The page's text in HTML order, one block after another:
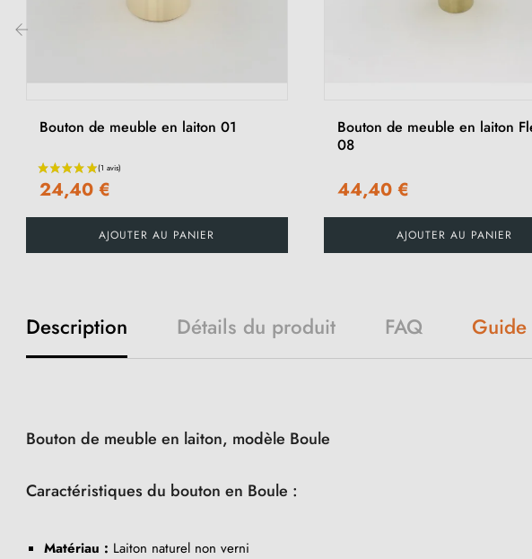
Bouton de meuble en laiton 01
24,40 €
AJOUTER AU PANIER
Bouton de meuble en laiton
08
44,40 €
AJOUTER AU PANIER
Description Détails du produit FAQ
Bouton de meuble en laiton, modèle Boule
Caractéristiques du bouton en Boule :
Matériau : Laiton naturel non verni